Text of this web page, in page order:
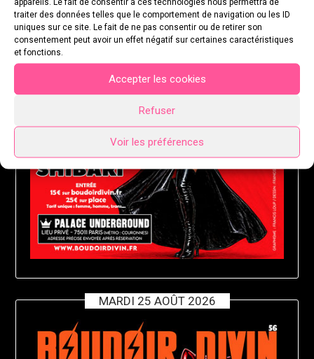
traiter des données telles que le comportement de navigation ou les ID
uniques sur ce site. Le fait de ne pas consentir ou de retirer son
consentement peut avoir un effet négatif sur certaines caractéristiques
et fonctions.
Accepter les cookies
Refuser
Voir les préférences
MARDI 25 AOÛT 2026